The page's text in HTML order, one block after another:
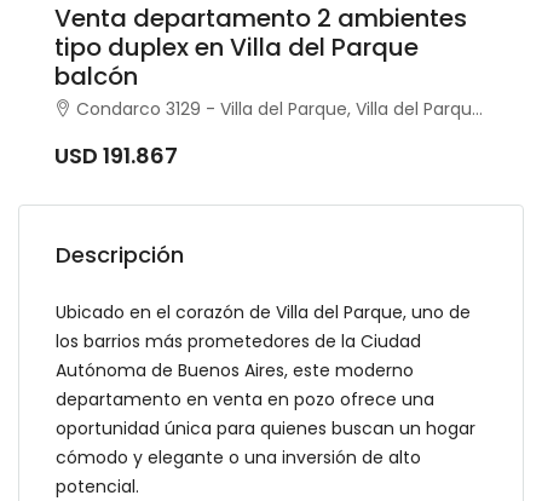
Venta departamento 2 ambientes
tipo duplex en Villa del Parque
balcón
Condarco 3129 - Villa del Parque, Villa del Parque, Capital Federal
USD 191.867
Descripción
Ubicado en el corazón de Villa del Parque, uno de
los barrios más prometedores de la Ciudad
Autónoma de Buenos Aires, este moderno
departamento en venta en pozo ofrece una
oportunidad única para quienes buscan un hogar
cómodo y elegante o una inversión de alto
potencial.